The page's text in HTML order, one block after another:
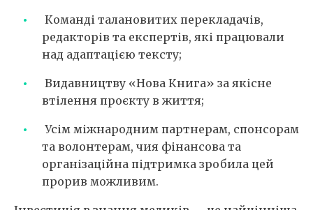
Команді талановитих перекладачів,
редакторів та експертів, які працювали
над адаптацією тексту;
Видавництву «Нова Книга» за якісне
втілення проєкту в життя;
Усім міжнародним партнерам, спонсорам
та волонтерам, чия фінансова та
організаційна підтримка зробила цей
прорив можливим.